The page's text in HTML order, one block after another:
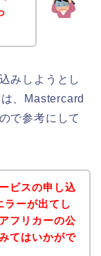
みしようとし
、Mastercard
で参考にして
ビスの申し込
ーが出てし
フリカーの公
てはいかがで